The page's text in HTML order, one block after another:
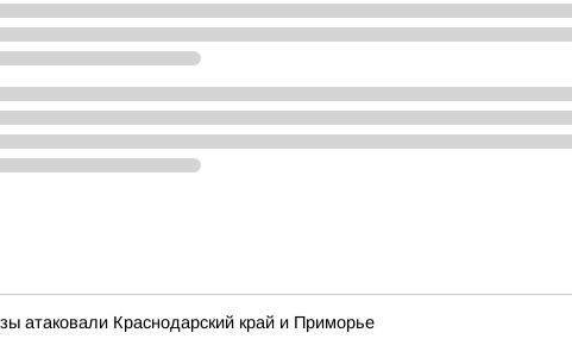
атаковали Краснодарский край и Приморье